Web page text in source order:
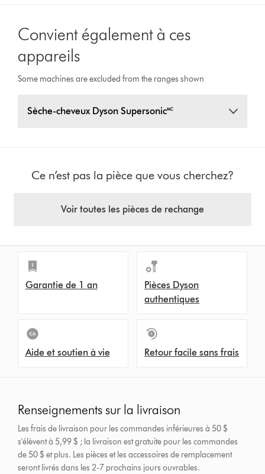
Convient également à ces
appareils
Some machines are excluded from the ranges shown
Sèche-cheveux Dyson Supersonic🅪
Ce n’est pas la pièce que vous cherchez?
Voir toutes les pièces de rechange
Garantie de 1 an
Pièces Dyson
authentiques
Aide et soutien à vie Retour facile sans frais
Renseignements sur la livraison
Les frais de livraison pour les commandes inférieures à 50 $
s'élèvent à 5,99 $ ; la livraison est gratuite pour les commandes
de 50 $ et plus. Les pièces et les accessoires de remplacement
seront livrés dans les 2-7 prochains jours ouvrables.